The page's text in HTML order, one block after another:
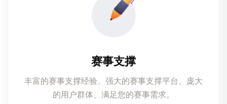
赛事支撑
丰富的赛事支撑经验、强大的赛事支撑平台、庞大
的用户群体、满足您的赛事需求。